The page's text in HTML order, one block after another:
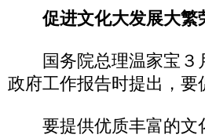
促进文化大发展大繁
国务院总理温家宝３
政府工作报告时提出，
要提供优质丰富的文